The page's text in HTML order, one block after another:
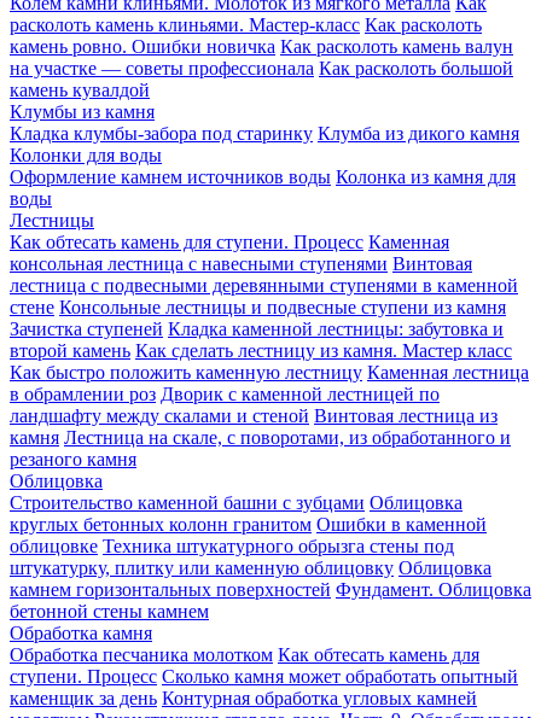
расколоть камень клиньями. Мастер-класс Как расколоть
камень ровно. Ошибки новичка Как расколоть камень валун
на участке — советы профессионала Как расколоть большой
камень кувалдой
Клумбы из камня
Кладка клумбы-забора под старинку Клумба из дикого камня
Колонки для воды
Оформление камнем источников воды Колонка из камня для
воды
Лестницы
Как обтесать камень для ступени. Процесс Каменная
консольная лестница с навесными ступенями Винтовая
лестница с подвесными деревянными ступенями в каменной
стене Консольные лестницы и подвесные ступени из камня
Зачистка ступеней Кладка каменной лестницы: забутовка и
второй камень Как сделать лестницу из камня. Мастер класс
Как быстро положить каменную лестницу Каменная лестница
в обрамлении роз Дворик с каменной лестницей по
ландшафту между скалами и стеной Винтовая лестница из
камня Лестница на скале, с поворотами, из обработанного и
резаного камня
Облицовка
Строительство каменной башни с зубцами Облицовка
круглых бетонных колонн гранитом Ошибки в каменной
облицовке Техника штукатурного обрызга стены под
штукатурку, плитку или каменную облицовку Облицовка
камнем горизонтальных поверхностей Фундамент. Облицовка
бетонной стены камнем
Обработка камня
Обработка песчаника молотком Как обтесать камень для
ступени. Процесс Сколько камня может обработать опытный
каменщик за день Контурная обработка угловых камней